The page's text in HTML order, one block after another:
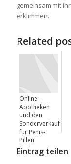
gemeinsam mit
erklimmen.
Related
Online-
Apotheken
und den
Sonderverkauf
für Penis-
Pillen
Eintrag teilen